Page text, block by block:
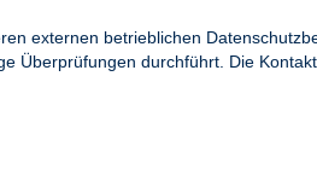
externen betrieblichen
Überprüfungen durchführt. Die